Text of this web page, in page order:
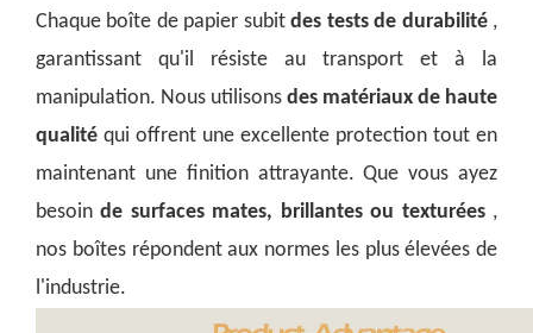
Chaque boîte de papier subitdes tests de durabilité ,
garantissant qu'il résiste au transport et à la
manipulation. Nous utilisons des matériaux de haute
qualité qui offrent une excellente protection tout en
maintenant une finition attrayante. Que vous ayez
besoinde surfaces mates, brillantes ou texturées ,
nos boîtes répondent aux normes les plus élevées de
l'industrie.